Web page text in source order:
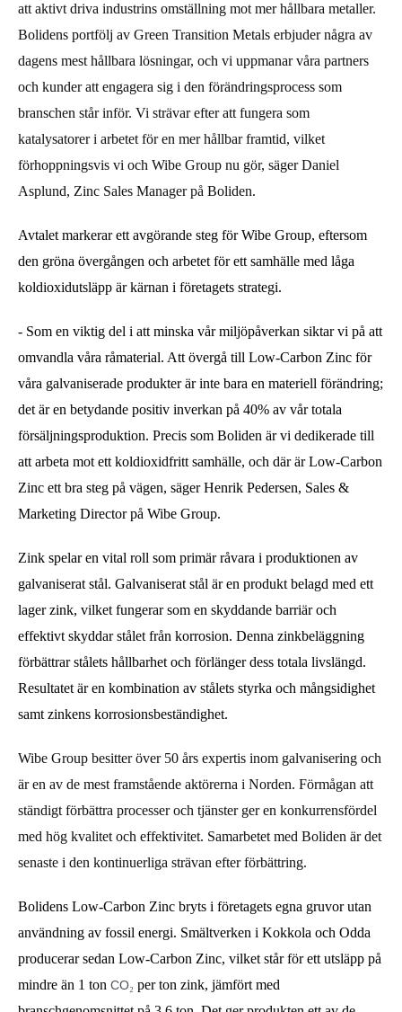
att aktivt driva industrins omställning mot mer hållbara metaller.
Bolidens portfölj av Green Transition Metals erbjuder några av
dagens mest hållbara lösningar, och vi uppmanar våra partners
och kunder att engagera sig i den förändringsprocess som
branschen står inför. Vi strävar efter att fungera som
katalysatorer i arbetet för en mer hållbar framtid, vilket
förhoppningsvis vi och Wibe Group nu gör, säger Daniel
Asplund, Zinc Sales Manager på Boliden.
Avtalet markerar ett avgörande steg för Wibe Group, eftersom
den gröna övergången och arbetet för ett samhälle med låga
koldioxidutsläpp är kärnan i företagets strategi.
- Som en viktig del i att minska vår miljöpåverkan siktar vi på att
omvandla våra råmaterial. Att övergå till Low-Carbon Zinc för
våra galvaniserade produkter är inte bara en materiell förändring;
det är en betydande positiv inverkan på 40% av vår totala
försäljningsproduktion. Precis som Boliden är vi dedikerade till
att arbeta mot ett koldioxidfritt samhälle, och där är Low-Carbon
Zinc ett bra steg på vägen, säger Henrik Pedersen, Sales &
Marketing Director på Wibe Group.
Zink spelar en vital roll som primär råvara i produktionen av
galvaniserat stål. Galvaniserat stål är en produkt belagd med ett
lager zink, vilket fungerar som en skyddande barriär och
effektivt skyddar stålet från korrosion. Denna zinkbeläggning
förbättrar stålets hållbarhet och förlänger dess totala livslängd.
Resultatet är en kombination av stålets styrka och mångsidighet
samt zinkens korrosionsbeständighet.
Wibe Group besitter över 50 års expertis inom galvanisering och
är en av de mest framstående aktörerna i Norden. Förmågan att
ständigt förbättra processer och tjänster ger en konkurrensfördel
med hög kvalitet och effektivitet. Samarbetet med Boliden är det
senaste i den kontinuerliga strävan efter förbättring.
Bolidens Low-Carbon Zinc bryts i företagets egna gruvor utan
användning av fossil energi. Smältverken i Kokkola och Odda
producerar sedan Low-Carbon Zinc, vilket står för ett utsläpp på
mindre än 1 ton CO₂ per ton zink, jämfört med